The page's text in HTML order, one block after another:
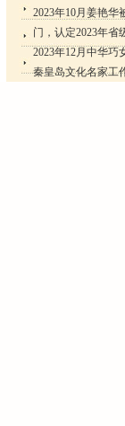
2023年10月姜艳华
门，认定2023年省
2023年12月中华巧
秦皇岛文化名家工